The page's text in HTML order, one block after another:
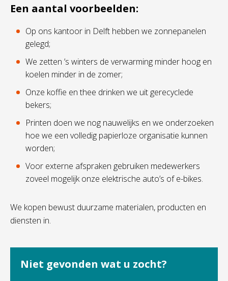
Een aantal voorbeelden:
Op ons kantoor in Delft hebben we zonnepanelen
gelegd;
We zetten ’s winters de verwarming minder hoog en
koelen minder in de zomer;
Onze koffie en thee drinken we uit gerecyclede
bekers;
Printen doen we nog nauwelijks en we onderzoeken
hoe we een volledig papierloze organisatie kunnen
worden;
Voor externe afspraken gebruiken medewerkers
zoveel mogelijk onze elektrische auto’s of e-bikes.
We kopen bewust duurzame materialen, producten en
diensten in.
Niet gevonden wat u zocht?